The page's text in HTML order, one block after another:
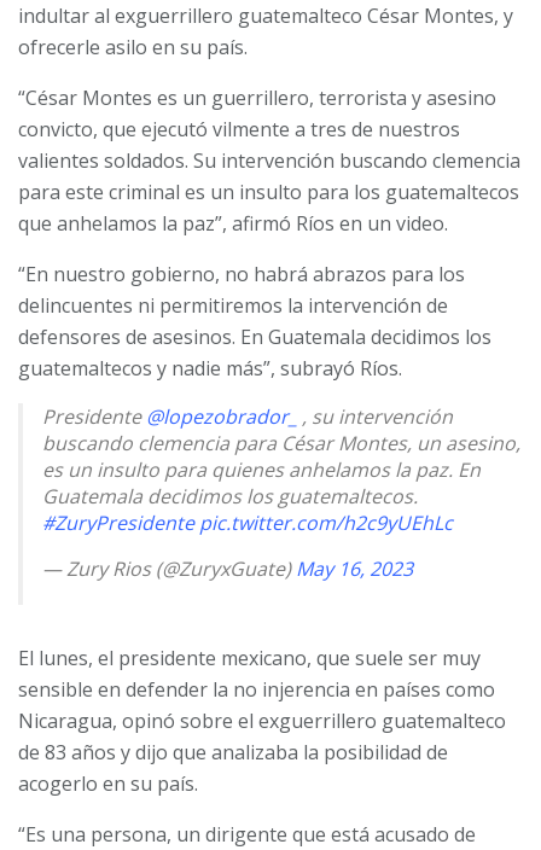
indultar al exguerrillero guatemalteco César Montes, y
ofrecerle asilo en su país.
“César Montes es un guerrillero, terrorista y asesino
convicto, que ejecutó vilmente a tres de nuestros
valientes soldados. Su intervención buscando clemencia
para este criminal es un insulto para los guatemaltecos
que anhelamos la paz”, afirmó Ríos en un video.
“En nuestro gobierno, no habrá abrazos para los
delincuentes ni permitiremos la intervención de
defensores de asesinos. En Guatemala decidimos los
guatemaltecos y nadie más”, subrayó Ríos.
Presidente@lopezobrador_ , su intervención
buscando clemencia para César Montes, un asesino,
es un insulto para quienes anhelamos la paz. En
Guatemala decidimos los guatemaltecos.
#ZuryPresidente pic.twitter.com/h2c9yUEhLc
— Zury Rios (@ZuryxGuate)May 16, 2023
El lunes, el presidente mexicano, que suele ser muy
sensible en defender la no injerencia en países como
Nicaragua, opinó sobre el exguerrillero guatemalteco
de 83 años y dijo que analizaba la posibilidad de
acogerlo en su país.
“Es una persona, un dirigente que está acusado de